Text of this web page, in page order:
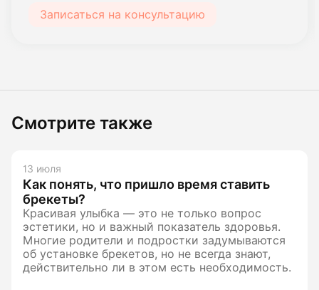
Записаться на консультацию
Смотрите также
13 июля
Как понять, что пришло время ставить
брекеты?
Красивая улыбка — это не только вопрос
эстетики, но и важный показатель здоровья.
Многие родители и подростки задумываются
об установке брекетов, но не всегда знают,
действительно ли в этом есть необходимость.